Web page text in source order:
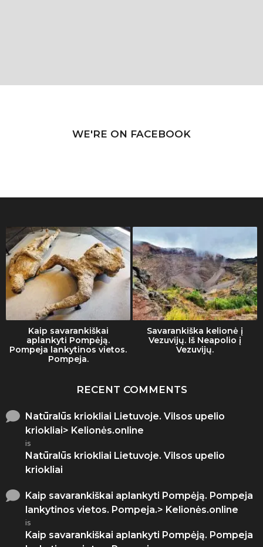
WE'RE ON FACEBOOK
Kaip savarankiškai
aplankyti Pompėją.
Pompeja lankytinos vietos.
Pompeja.
Savarankiška kelionė į
Vezuvijų. Iš Neapolio į
Vezuvijų.
RECENT COMMENTS
Natūralūs kriokliai Lietuvoje. Vilsos upelio
kriokliai> Kelionės.online
is
Natūralūs kriokliai Lietuvoje. Vilsos upelio
kriokliai
Kaip savarankiškai aplankyti Pompėją. Pompeja
lankytinos vietos. Pompeja.> Kelionės.online
is
Kaip savarankiškai aplankyti Pompėją. Pompeja